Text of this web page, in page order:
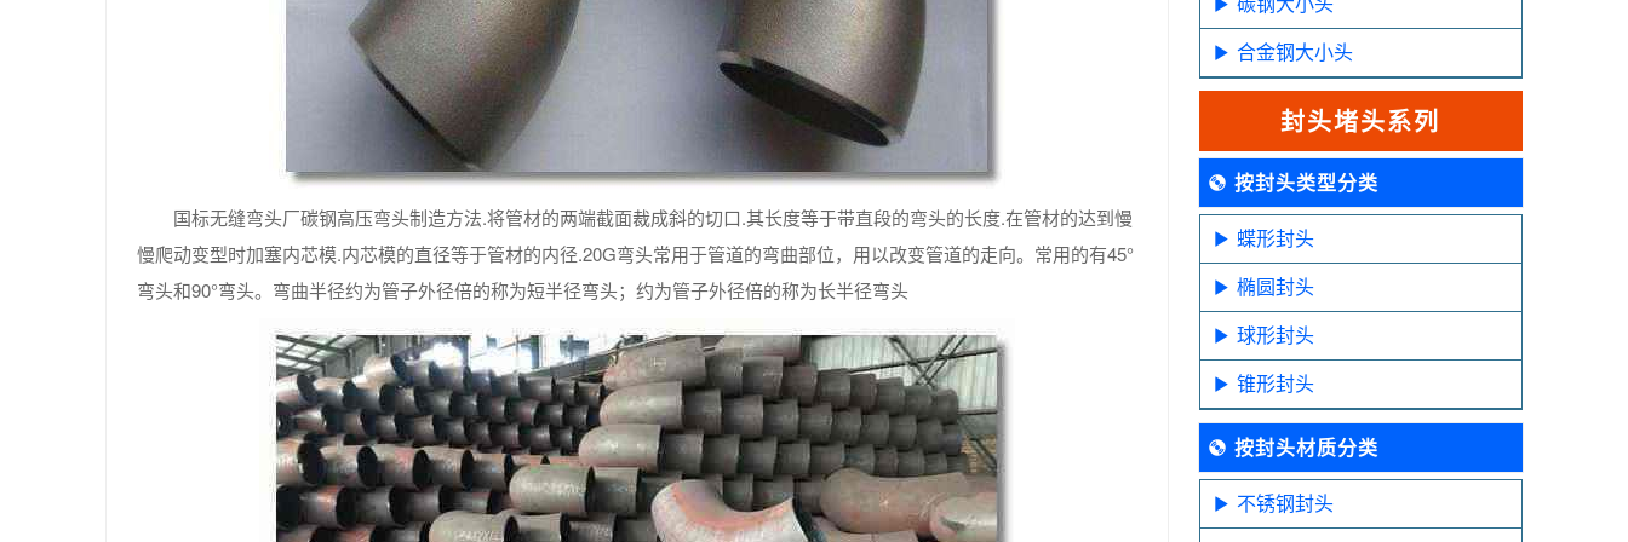
国标无缝弯头厂碳钢高压弯头制造方法.将管材的两端截面裁成斜的切口.其长度等于带直段的弯头的长度.在管材的达到慢
慢爬动变型时加塞内芯模.内芯模的直径等于管材的内径.20G弯头常用于管道的弯曲部位，用以改变管道的走向。常用的有45°
弯头和90°弯头。弯曲半径约为管子外径倍的称为短半径弯头；约为管子外径倍的称为长半径弯头
合金钢大小头
封头堵头系列
按封头类型分类
蝶形封头
椭圆封头
球形封头
锥形封头
按封头材质分类
不锈钢封头